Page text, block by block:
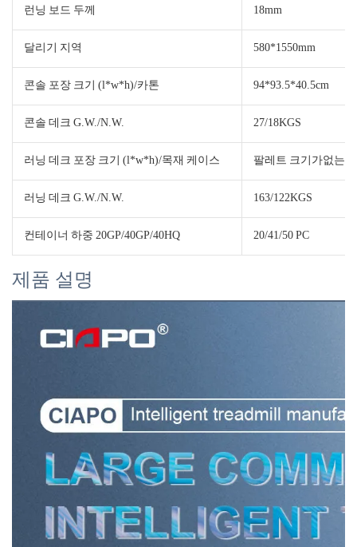
런닝 보드 두께 18mm
달리기 지역 580*1550mm
콘솔 포장 크기 (l*w*h)/카톤 94*93.5*40.5cm
콘솔 데크 G.W./N.W. 27/18KGS
러닝 데크 포장 크기 (l*w*h)/목재 케이스 팔레트 크기가없는
러닝 데크 G.W./N.W. 163/122KGS
컨테이너 하중 20GP/40GP/40HQ 20/41/50 PC
제품 설명